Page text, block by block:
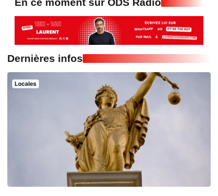
Dernières infos
Locales